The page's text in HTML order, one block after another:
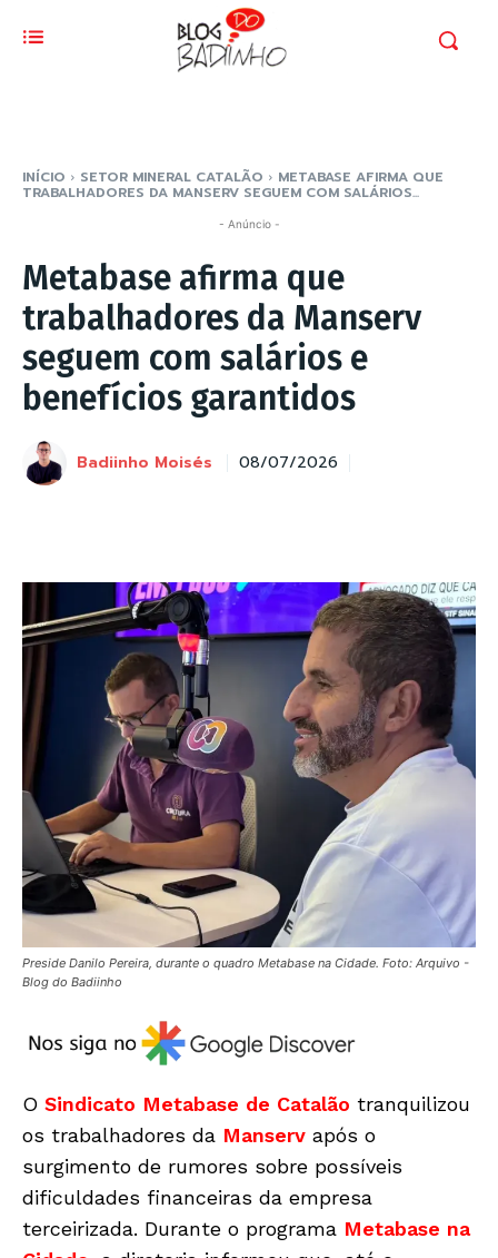
INÍCIO SETOR MINERAL CATALÃO METABASE AFIRMA QUE
TRABALHADORES DA MANSERV SEGUEM COM SALÁRIOS...
- Anúncio -
Metabase afirma que
trabalhadores da Manserv
seguem com salários e
benefícios garantidos
Badiinho Moisés 08/07/2026
Preside Danilo Pereira, durante o quadro Metabase na Cidade. Foto: Arquivo -
Blog do Badiinho
O Sindicato Metabase de Catalão tranquilizou
os trabalhadores da Manserv após o
surgimento de rumores sobre possíveis
dificuldades financeiras da empresa
terceirizada. Durante o programa Metabase na